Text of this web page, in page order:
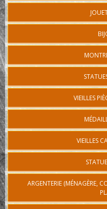
VIEILLES
VIEILLES
ARGENTERIE (MÉNAGÈRE,